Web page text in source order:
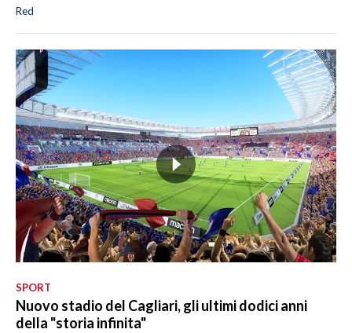
Red
SPORT
Nuovo stadio del Cagliari, gli ultimi dodici anni
della "storia infinita"